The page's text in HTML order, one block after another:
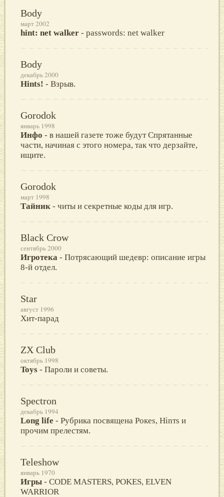
Body
март 2002
hint: net walker - passwords: net walker
Body
декабрь 2000
Hints! - Взрыв.
Gorodok
январь 1998
Инфо - в нашей газете тоже будут Спрятанные
части, начиная с этого номера, так что дерзайте,
ищите.
Gorodok
март 1998
Тайник - читы и секретные коды для игр.
Black Crow
сентябрь 2000
Игротека - Потрясающий шедевр: описание игры
8-й отдел.
Star
август 1996
Хит-парад
ZX Club
октябрь 1998
Toys - Пароли и советы.
Spectron
декабрь 1994
Long life - Рубрика посвящена Poкеs, Hinтs и
прочим прелестям.
Teleshow
январь 1970
Игры - CODE MASTERS, POKES, ELVEN
WARRIOR